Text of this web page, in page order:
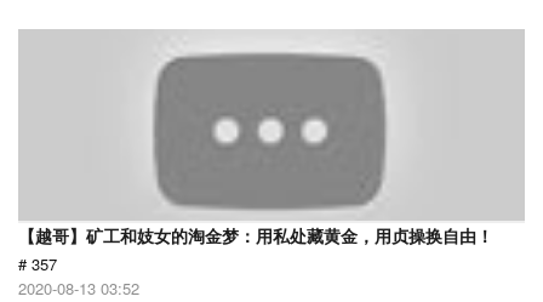
【越哥】矿工和妓女的淘金梦：用私处藏黄金，用贞操换自由！
# 357
2020-08-13 03:52